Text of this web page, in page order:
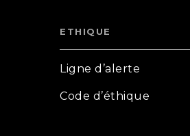
ETHIQUE
Ligne d’alerte
Code d’éthique